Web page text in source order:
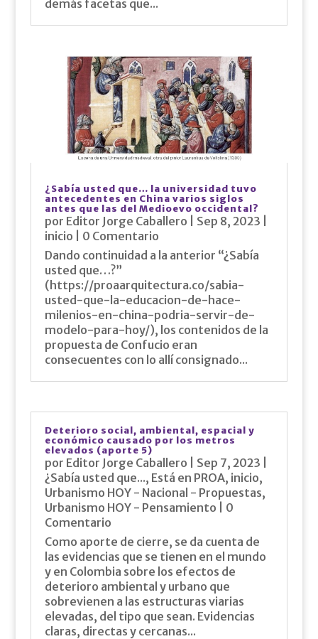
demás facetas que...
¿Sabía usted que… la universidad tuvo
antecedentes en China varios siglos
antes que las del Medioevo occidental?
por Editor Jorge Caballero Sep 8, 2023
inicio | 0 Comentario
Dando continuidad a la anterior “¿Sabía
usted que…?”
(https://proaarquitectura.co/sabia-
usted-que-la-educacion-de-hace-
milenios-en-china-podria-servir-de-
modelo-para-hoy/), los contenidos de la
propuesta de Confucio eran
consecuentes con lo allí consignado...
Deterioro social, ambiental, espacial y
económico causado por los metros
elevados (aporte 5)
por Editor Jorge Caballero Sep 7, 2023
¿Sabía usted que..., Está en PROA, inicio,
Urbanismo HOY - Nacional - Propuestas,
Urbanismo HOY - Pensamiento | 0
Comentario
Como aporte de cierre, se da cuenta de
las evidencias que se tienen en el mundo
y en Colombia sobre los efectos de
deterioro ambiental y urbano que
sobrevienen a las estructuras viarias
elevadas, del tipo que sean. Evidencias
claras, directas y cercanas...